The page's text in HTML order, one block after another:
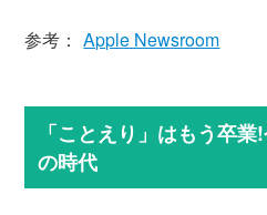
参考： Apple Newsroom
「ことえり」はもう卒業
の時代